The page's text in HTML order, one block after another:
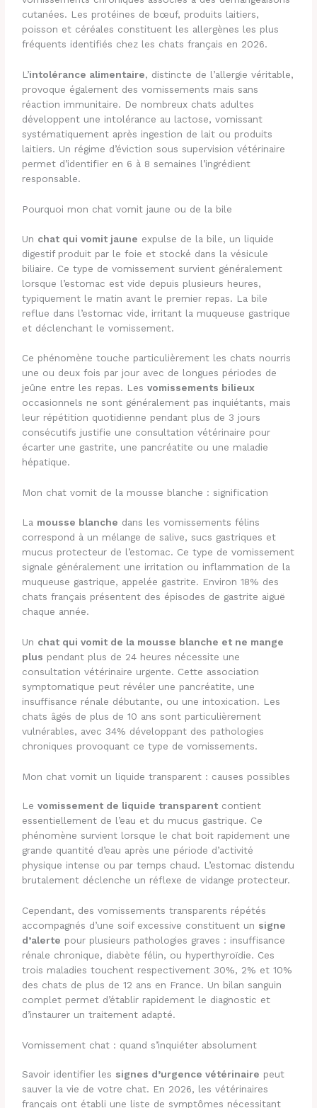
cutanées. Les protéines de bœuf, produits laitiers,
poisson et céréales constituent les allergènes les plus
fréquents identifiés chez les chats français en 2026.
L’intolérance alimentaire, distincte de l’allergie véritable,
provoque également des vomissements mais sans
réaction immunitaire. De nombreux chats adultes
développent une intolérance au lactose, vomissant
systématiquement après ingestion de lait ou produits
laitiers. Un régime d’éviction sous supervision vétérinaire
permet d’identifier en 6 à 8 semaines l’ingrédient
responsable.
Pourquoi mon chat vomit jaune ou de la bile
Un chat qui vomit jaune expulse de la bile, un liquide
digestif produit par le foie et stocké dans la vésicule
biliaire. Ce type de vomissement survient généralement
lorsque l’estomac est vide depuis plusieurs heures,
typiquement le matin avant le premier repas. La bile
reflue dans l’estomac vide, irritant la muqueuse gastrique
et déclenchant le vomissement.
Ce phénomène touche particulièrement les chats nourris
une ou deux fois par jour avec de longues périodes de
jeûne entre les repas. Lesvomissements bilieux
occasionnels ne sont généralement pas inquiétants, mais
leur répétition quotidienne pendant plus de 3 jours
consécutifs justifie une consultation vétérinaire pour
écarter une gastrite, une pancréatite ou une maladie
hépatique.
Mon chat vomit de la mousse blanche : signification
La mousse blanche dans les vomissements félins
correspond à un mélange de salive, sucs gastriques et
mucus protecteur de l’estomac. Ce type de vomissement
signale généralement une irritation ou inflammation de la
muqueuse gastrique, appelée gastrite. Environ 18% des
chats français présentent des épisodes de gastrite aiguë
chaque année.
Un chat qui vomit de la mousse blanche et ne mange
plus pendant plus de 24 heures nécessite une
consultation vétérinaire urgente. Cette association
symptomatique peut révéler une pancréatite, une
insuffisance rénale débutante, ou une intoxication. Les
chats âgés de plus de 10 ans sont particulièrement
vulnérables, avec 34% développant des pathologies
chroniques provoquant ce type de vomissements.
Mon chat vomit un liquide transparent : causes possibles
Levomissement de liquide transparent contient
essentiellement de l’eau et du mucus gastrique. Ce
phénomène survient lorsque le chat boit rapidement une
grande quantité d’eau après une période d’activité
physique intense ou par temps chaud. L’estomac distendu
brutalement déclenche un réflexe de vidange protecteur.
Cependant, des vomissements transparents répétés
accompagnés d’une soif excessive constituent un signe
d’alerte pour plusieurs pathologies graves : insuffisance
rénale chronique, diabète félin, ou hyperthyroïdie. Ces
trois maladies touchent respectivement 30%, 2% et 10%
des chats de plus de 12 ans en France. Un bilan sanguin
complet permet d’établir rapidement le diagnostic et
d’instaurer un traitement adapté.
Vomissement chat : quand s’inquiéter absolument
Savoir identifier les signes d’urgence vétérinaire peut
sauver la vie de votre chat. En 2026, les vétérinaires
français ont établi une liste de symptômes nécessitant